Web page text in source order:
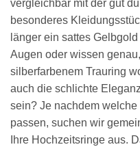
vergleichbar mit der gut
besonderes
länger ein sattes
Augen oder wissen
silberfarbenem Trauring
auch die schlichte
sein? Je nachdem
passen, suchen wir
Ihre Hochzeitsringe aus.